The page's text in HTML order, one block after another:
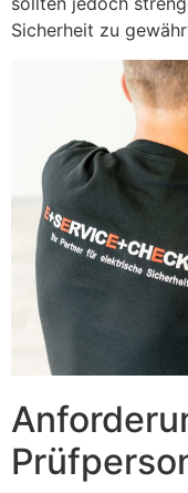
Sicherheit zu